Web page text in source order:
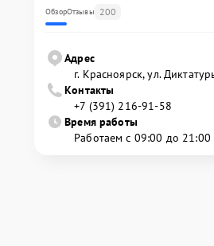
ОбзорОтзывы 200
Адрес
г. Красноярск, ул.
Контакты
+7 (391) 216-91-58
Время работы
Работаем с 09:00 до 21:00